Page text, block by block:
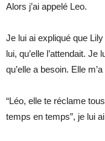
Alors j’ai appelé Leo.
Je lui ai expliqué que
lui, qu’elle l’attendait. Je
qu’elle a besoin. Elle
“Léo, elle te réclame
temps en temps”, je lui